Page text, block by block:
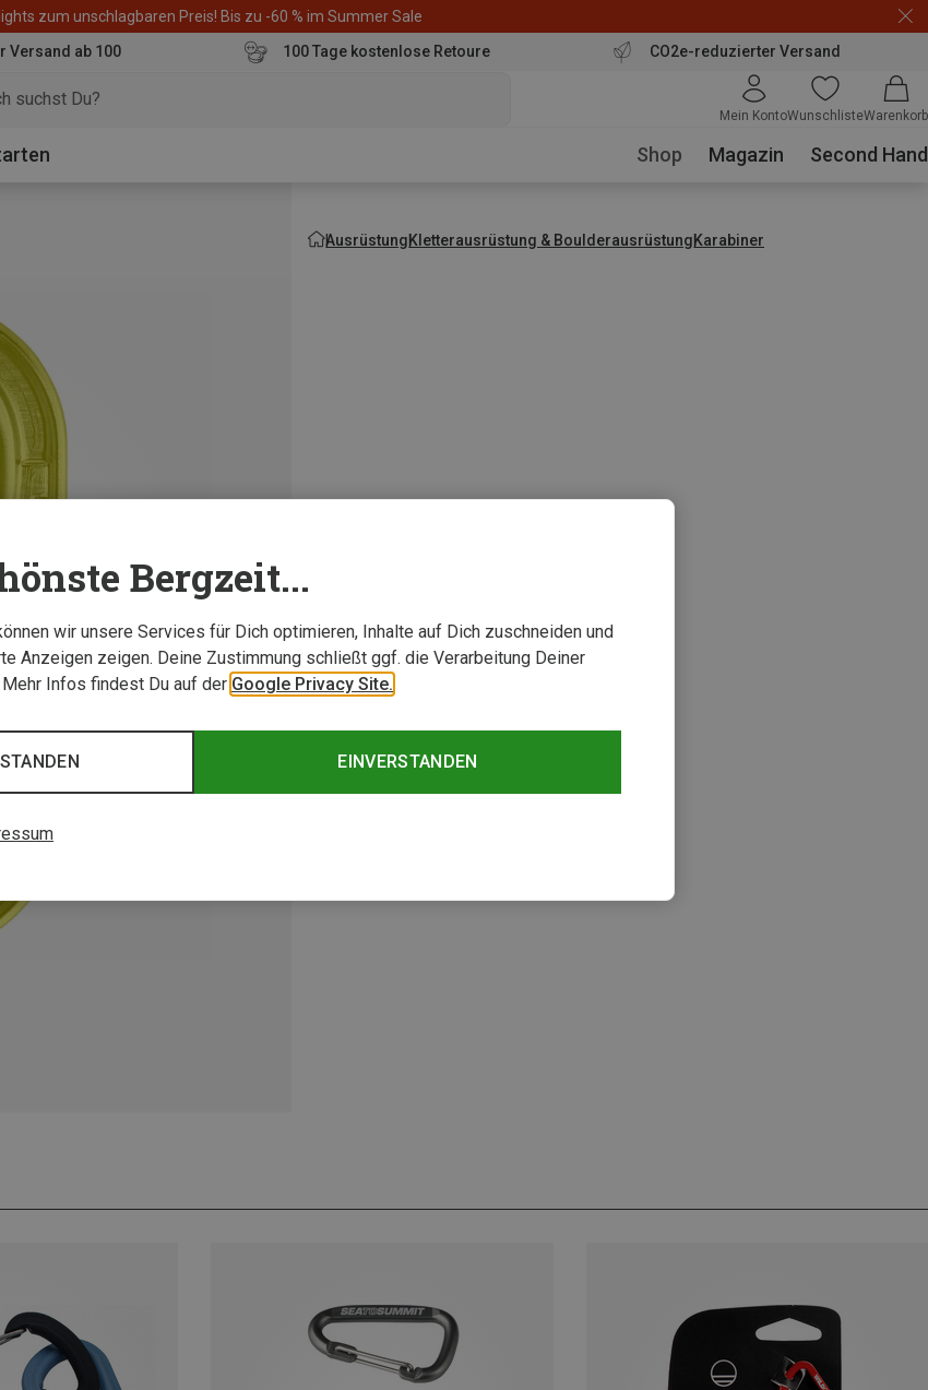
zum unschlagbaren Preis! Bis zu -60 % im Summer Sale
Versand ab 100
100 Tage kostenlose Retoure CO2e-reduzierter Versand
Mein KontoWunschlisteWarenkorb
Shop Magazin Second Hand
AusrüstungKletterausrüstung & BoulderausrüstungKarabiner
Bergzeit...
wir unsere Services für Dich optimieren, Inhalte auf Dich zuschneiden und
Anzeigen zeigen. Deine Zustimmung schließt ggf. die Verarbeitung Deiner
Mehr Infos findest Du auf der Google Privacy Site.
EINVERSTANDEN